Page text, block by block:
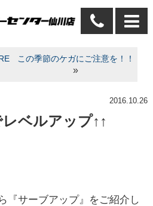
この季節のケガにご注意を！！
»
2016.10.26
ベルアップ↑↑
『サーブアップ』をご紹介し